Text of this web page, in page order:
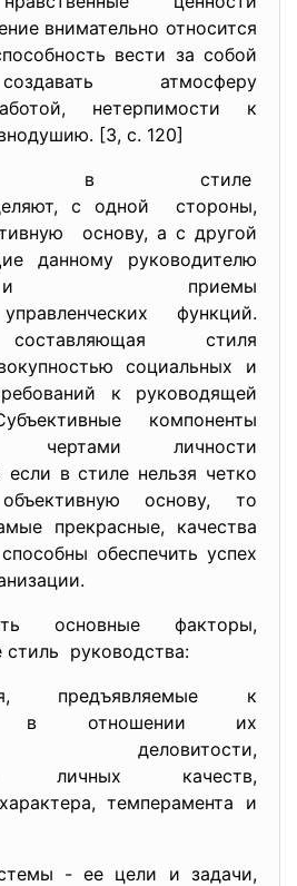
внимательно относится
вести за собой
атмосферу
нетерпимости к
[3, с. 120]
в стиле
с одной стороны,
основу, а с другой
данному руководителю
и приемы
функций.
стиля
социальных и
к руководящей
компоненты
чертами личности
в стиле нельзя четко
основу, то
прекрасные, качества
обеспечить успех
основные факторы,
руководства:
предъявляемые к
в отношении их
деловитости,
личных качеств,
темперамента и
- ее цели и задачи,